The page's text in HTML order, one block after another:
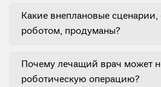
Какие внеплановые сценарии,
роботом, продуманы?
Почему лечащий врач может
роботическую операцию?